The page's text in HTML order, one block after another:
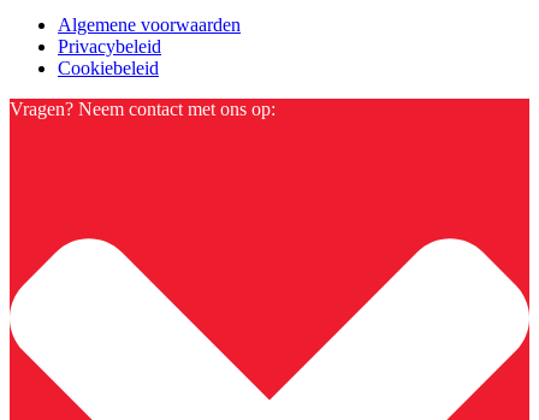
Algemene voorwaarden
Privacybeleid
Cookiebeleid
Vragen? Neem contact met ons op: